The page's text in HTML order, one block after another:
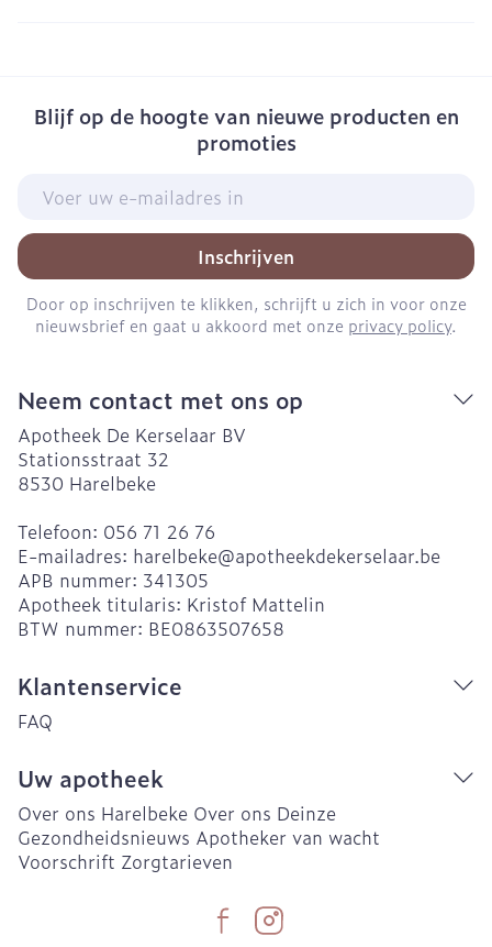
Blijf op de hoogte van nieuwe producten en
promoties
Inschrijven
Door op inschrijven te klikken, schrijft u zich in voor onze
nieuwsbrief en gaat u akkoord met onze privacy policy.
Neem contact met ons op
Apotheek De Kerselaar BV
Stationsstraat 32
8530 Harelbeke
Telefoon: 056 71 26 76
E-mailadres: harelbeke@apotheekdekerselaar.be
APB nummer: 341305
Apotheek titularis: Kristof Mattelin
BTW nummer: BE0863507658
Klantenservice
FAQ
Uw apotheek
Over ons Harelbeke Over ons Deinze
Gezondheidsnieuws Apotheker van wacht
Voorschrift Zorgtarieven